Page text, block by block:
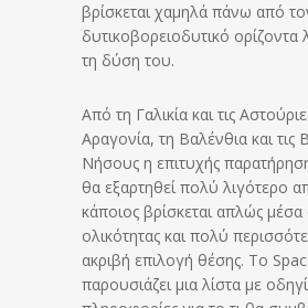
βρίσκεται χαμηλά πάνω από
δυτικοβορειοδυτικό ορίζοντα
τη δύση του.
Από τη Γαλικία και τις
Αραγονία, τη Βαλένθια και τις
Νήσους η επιτυχής
θα εξαρτηθεί πολύ λιγότερο
κάποιος βρίσκεται απλώς
ολικότητας και πολύ
ακριβή επιλογή θέσης. Το
παρουσιάζει μια λίστα με